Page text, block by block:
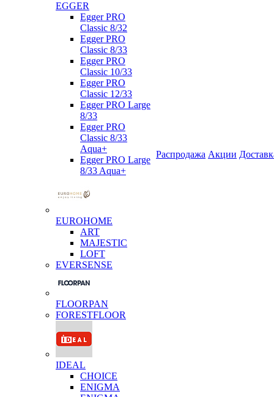
EGGER
Egger PRO
Classic 8/32
Egger PRO
Classic 8/33
Egger PRO
Classic 10/33
Egger PRO
Classic 12/33
Egger PRO Large
8/33
Egger PRO
Classic 8/33
Aqua+
Egger PRO Large
8/33 Aqua+
EUROHOME
ART
MAJESTIC
LOFT
EVERSENSE
FLOORPAN
FORESTFLOOR
IDEAL
CHOICE
ENIGMA
Распродажа Акции